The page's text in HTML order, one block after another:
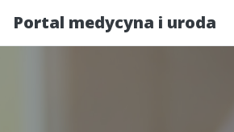
Portal medycyna i uroda